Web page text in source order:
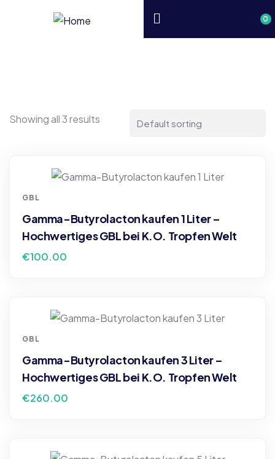
0
Showing all 3 results
GBL
Gamma-Butyrolacton kaufen 1 Liter –
Hochwertiges GBL bei K.O. Tropfen Welt
€100.00
GBL
Gamma-Butyrolacton kaufen 3 Liter –
Hochwertiges GBL bei K.O. Tropfen Welt
€260.00